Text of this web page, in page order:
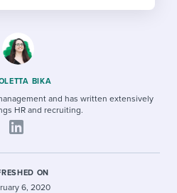
employee experiences
BIKA
and has written extensively
HR and recruiting.
ON
6, 2020